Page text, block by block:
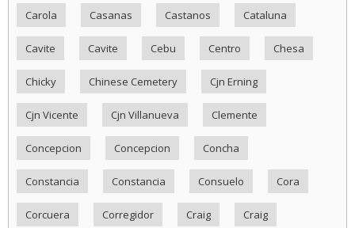
Carola Casanas Castanos Cataluna
Cavite Cavite Cebu Centro Chesa
Chicky Chinese Cemetery Cjn Erning
Cjn Vicente Cjn Villanueva Clemente
Concepcion Concepcion Concha
Constancia Constancia Consuelo Cora
Corcuera Corregidor Craig Craig